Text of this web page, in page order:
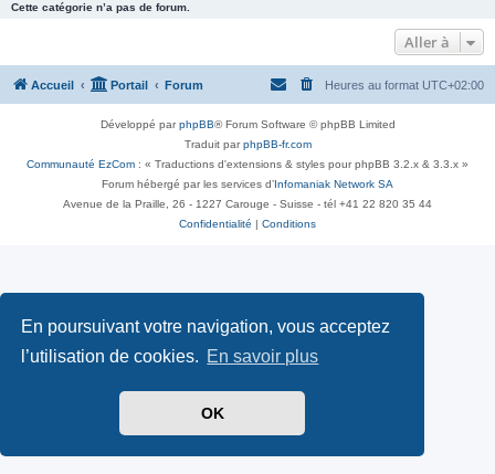
En poursuivant votre navigation, vous acceptez
l’utilisation de cookies. En savoir plus
OK
Cette catégorie n’a pas de forum.
Aller à
Accueil Portail Forum Heures au format UTC+02:00
Développé parphpBB® Forum Software © phpBB Limited
Traduit parphpBB-fr.com
Communauté EzCom : « Traductions d'extensions & styles pour phpBB 3.2.x & 3.3.x »
Forum hébergé par les services d’ Infomaniak Network SA
Avenue de la Praille, 26 - 1227 Carouge - Suisse - tél +41 22 820 35 44
Confidentialité
Conditions